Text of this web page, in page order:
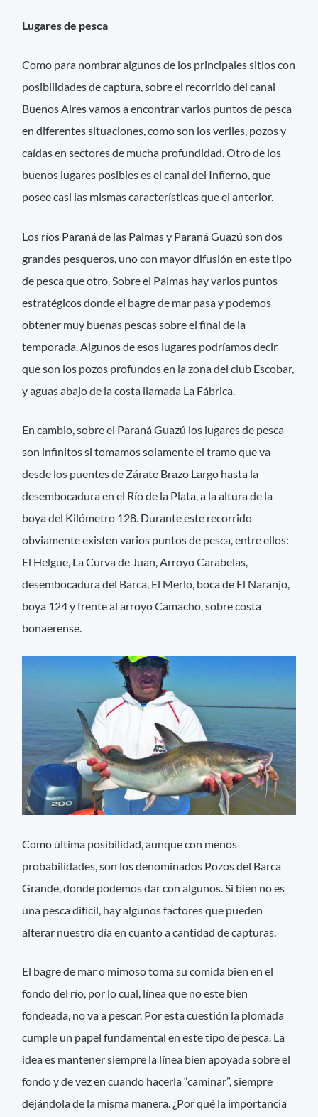
Lugares de pesca
Como para nombrar algunos de los principales sitios con
posibilidades de captura, sobre el recorrido del canal
Buenos Aires vamos a encontrar varios puntos de pesca
en diferentes situaciones, como son los veriles, pozos y
caídas en sectores de mucha profundidad. Otro de los
buenos lugares posibles es el canal del Infierno, que
posee casi las mismas características que el anterior.
Los ríos Paraná de las Palmas y Paraná Guazú son dos
grandes pesqueros, uno con mayor difusión en este tipo
de pesca que otro. Sobre el Palmas hay varios puntos
estratégicos donde el bagre de mar pasa y podemos
obtener muy buenas pescas sobre el final de la
temporada. Algunos de esos lugares podríamos decir
que son los pozos profundos en la zona del club Escobar,
y aguas abajo de la costa llamada La Fábrica.
En cambio, sobre el Paraná Guazú los lugares de pesca
son infinitos si tomamos solamente el tramo que va
desde los puentes de Zárate Brazo Largo hasta la
desembocadura en el Río de la Plata, a la altura de la
boya del Kilómetro 128. Durante este recorrido
obviamente existen varios puntos de pesca, entre ellos:
El Helgue, La Curva de Juan, Arroyo Carabelas,
desembocadura del Barca, El Merlo, boca de El Naranjo,
boya 124 y frente al arroyo Camacho, sobre costa
bonaerense.
Como última posibilidad, aunque con menos
probabilidades, son los denominados Pozos del Barca
Grande, donde podemos dar con algunos. Si bien no es
una pesca difícil, hay algunos factores que pueden
alterar nuestro día en cuanto a cantidad de capturas.
El bagre de mar o mimoso toma su comida bien en el
fondo del río, por lo cual, línea que no este bien
fondeada, no va a pescar. Por esta cuestión la plomada
cumple un papel fundamental en este tipo de pesca. La
idea es mantener siempre la línea bien apoyada sobre el
fondo y de vez en cuando hacerla “caminar”, siempre
dejándola de la misma manera. ¿Por qué la importancia